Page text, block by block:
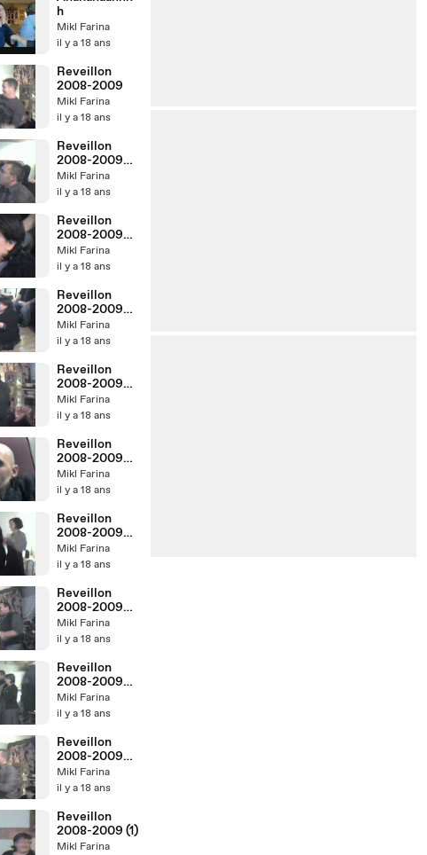
h
Mikl Farina
il y a 18 ans
Reveillon
2008-2009
Mikl Farina
il y a 18 ans
Reveillon
2008-2009
(11)
Mikl Farina
il y a 18 ans
Reveillon
2008-2009
(10)
Mikl Farina
il y a 18 ans
Reveillon
2008-2009
(9)
Mikl Farina
il y a 18 ans
Reveillon
2008-2009
(8)
Mikl Farina
il y a 18 ans
Reveillon
2008-2009
(7)
Mikl Farina
il y a 18 ans
Reveillon
2008-2009
(6)
Mikl Farina
il y a 18 ans
Reveillon
2008-2009
(5)
Mikl Farina
il y a 18 ans
Reveillon
2008-2009
(4)
Mikl Farina
il y a 18 ans
Reveillon
2008-2009
(3)
Mikl Farina
il y a 18 ans
Reveillon
2008-2009 (1)
Mikl Farina